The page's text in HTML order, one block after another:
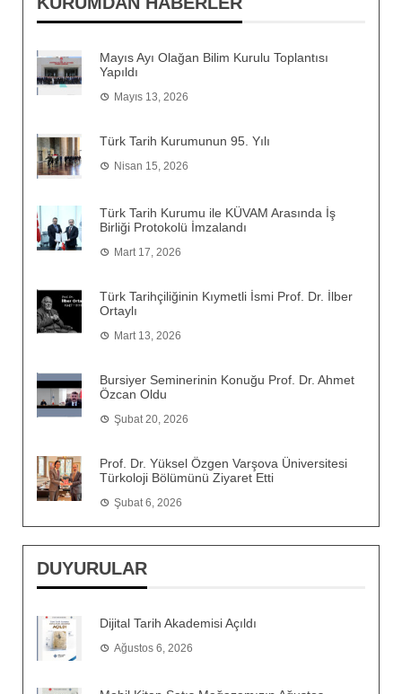
Mayıs Ayı Olağan Bilim Kurulu Toplantısı
Yapıldı
Mayıs 13, 2026
Türk Tarih Kurumunun 95. Yılı
Nisan 15, 2026
Türk Tarih Kurumu ile KÜVAM Arasında İş
Birliği Protokolü İmzalandı
Mart 17, 2026
Türk Tarihçiliğinin Kıymetli İsmi Prof. Dr. İlber
Ortaylı
Mart 13, 2026
Bursiyer Seminerinin Konuğu Prof. Dr. Ahmet
Özcan Oldu
Şubat 20, 2026
Prof. Dr. Yüksel Özgen Varşova Üniversitesi
Türkoloji Bölümünü Ziyaret Etti
Şubat 6, 2026
DUYURULAR
Dijital Tarih Akademisi Açıldı
Ağustos 6, 2026